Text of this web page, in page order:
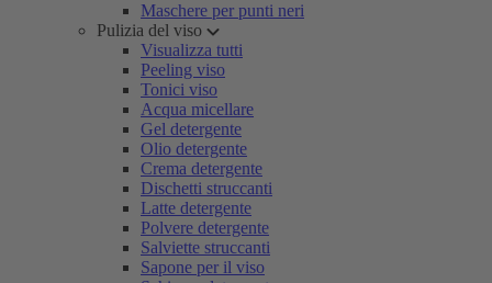
Maschere per punti neri
Pulizia del viso
Visualizza tutti
Peeling viso
Tonici viso
Acqua micellare
Gel detergente
Olio detergente
Crema detergente
Dischetti struccanti
Latte detergente
Polvere detergente
Salviette struccanti
Sapone per il viso